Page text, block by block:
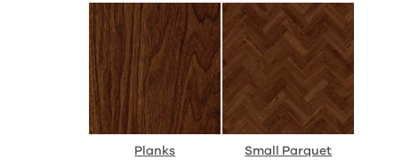
Planks Small Parquet